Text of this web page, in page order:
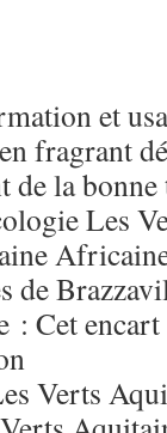
et
fragrant
de la
Les
de
: Cet
Verts